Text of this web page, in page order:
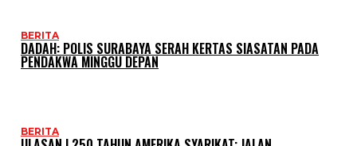
BERITA
DADAH: POLIS SURABAYA SERAH KERTAS SIASATAN PADA
PENDAKWA MINGGU DEPAN
BERITA